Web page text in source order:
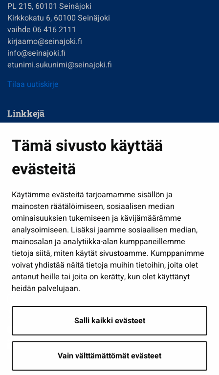
Tämä sivusto käyttää
evästeitä
Käytämme evästeitä tarjoamamme sisällön ja
mainosten räätälöimiseen, sosiaalisen median
ominaisuuksien tukemiseen ja kävijämäärämme
analysoimiseen. Lisäksi jaamme sosiaalisen median,
mainosalan ja analytiikka-alan kumppaneillemme
tietoja siitä, miten käytät sivustoamme. Kumppanimme
voivat yhdistää näitä tietoja muihin tietoihin, joita olet
antanut heille tai joita on kerätty, kun olet käyttänyt
heidän palvelujaan.
Salli kaikki evästeet
Vain välttämättömät evästeet
PL 215, 60101 Seinäjoki
Kirkkokatu 6, 60100 Seinäjoki
vaihde 06 416 2111
kirjaamo@seinajoki.fi
info@seinajoki.fi
etunimi.sukunimi@seinajoki.fi
Tilaa uutiskirje
Linkkejä
Kasvatus ja opetus
Kulttuuri ja liikunta
Työ ja yrittäminen
Osallistu ja asioi
Näytä omat evästeasetukseni
Seuraa meitä